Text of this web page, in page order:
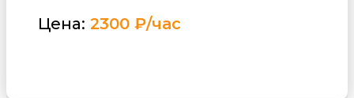
Цена: 2300 ₽/час